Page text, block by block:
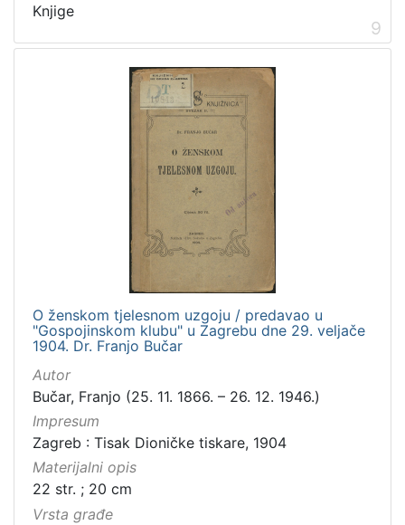
Knjige
9
O ženskom tjelesnom uzgoju / predavao u
"Gospojinskom klubu" u Zagrebu dne 29. veljače
1904. Dr. Franjo Bučar
Autor
Bučar, Franjo (25. 11. 1866. – 26. 12. 1946.)
Impresum
Zagreb : Tisak Dioničke tiskare, 1904
Materijalni opis
22 str. ; 20 cm
Vrsta građe